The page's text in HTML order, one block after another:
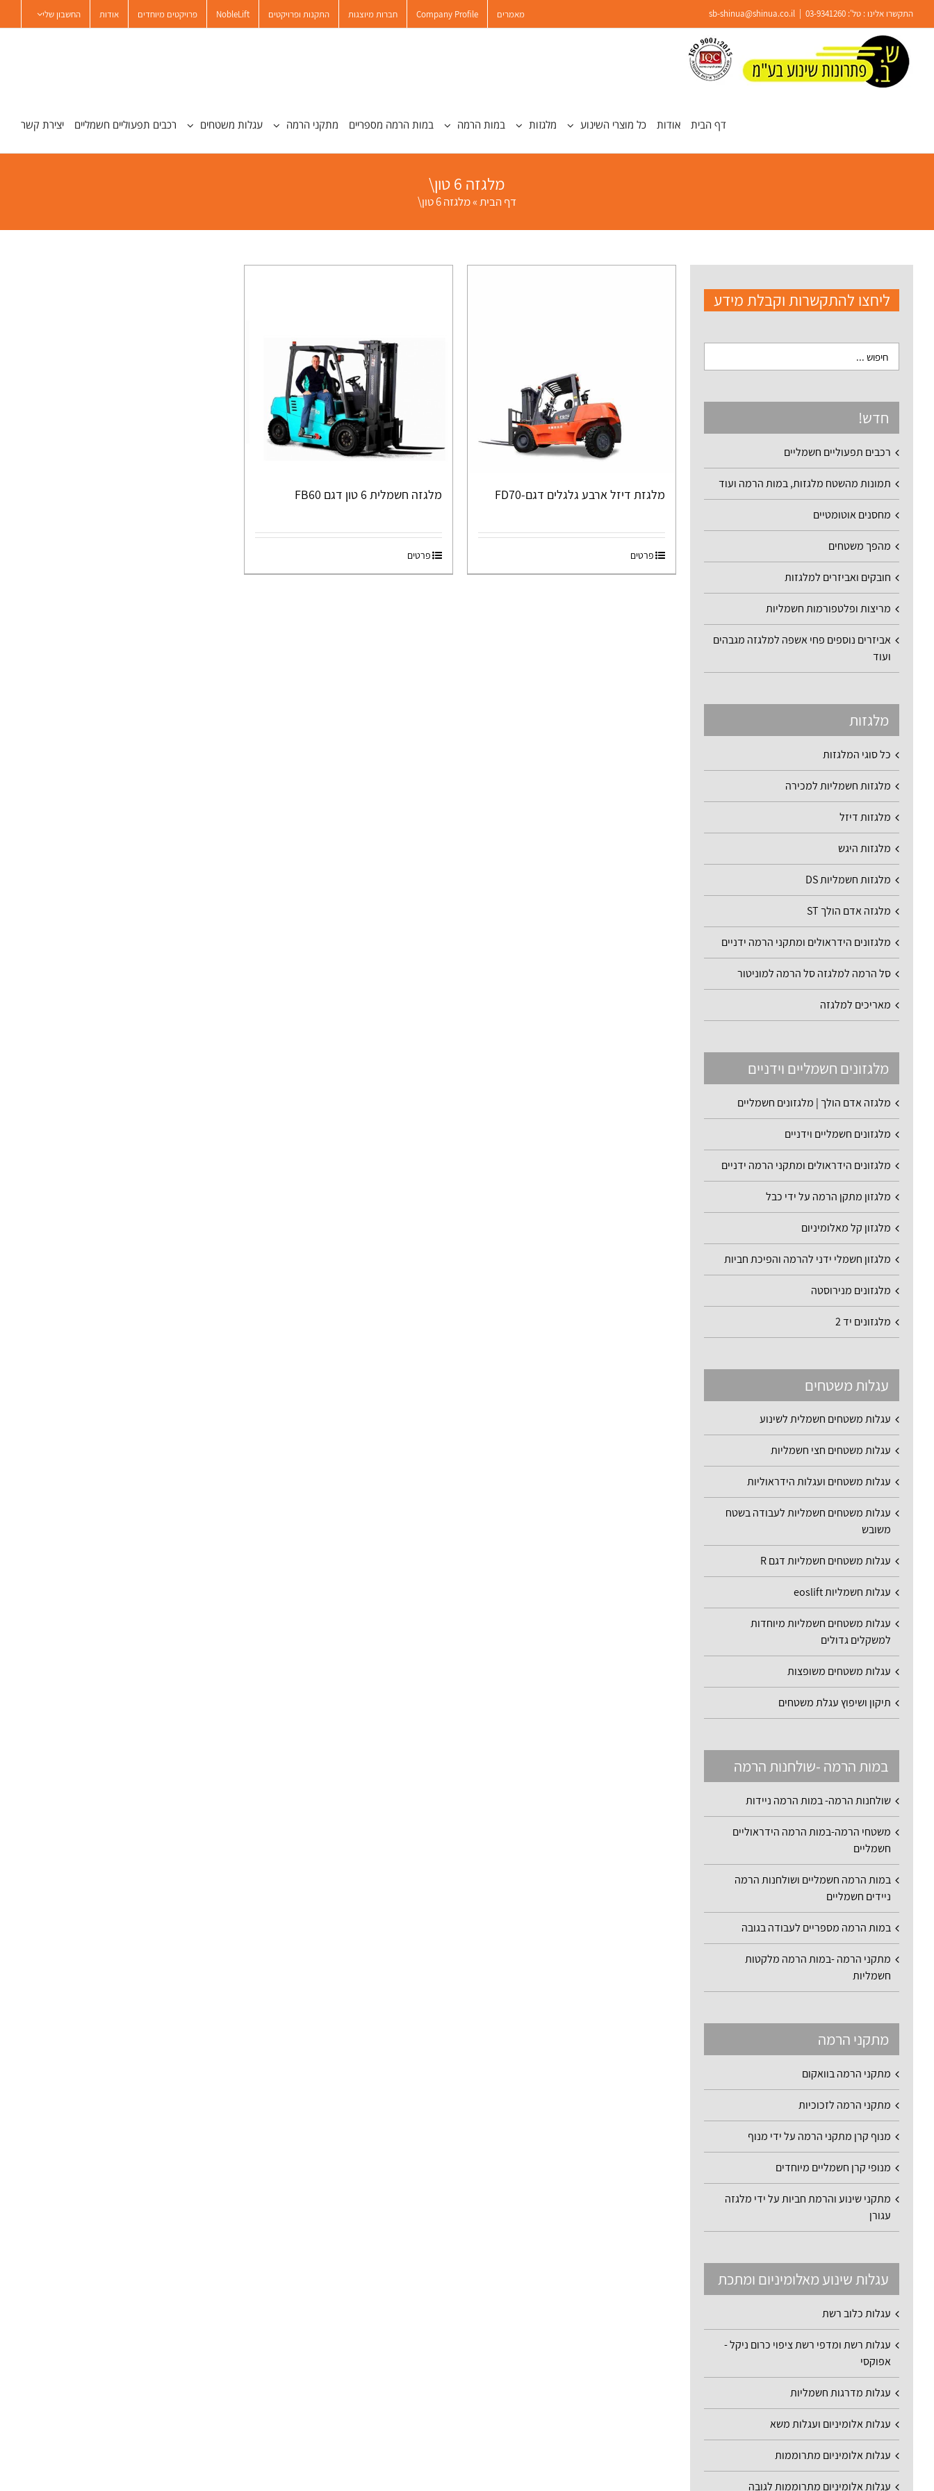
פתח סרגל נגישות
content
התקשרו אלינו : טל': 03-9341260
sb-shinua@shinua.co.il מאמרים Company Profile חברות מיוצגות התקנות ופרויקטים NobleLift פרויקטים מיוחדים אודות החשבון שלי
דף הבית אודות כל מוצרי השינוע מלגזות במות הרמה במות הרמה מספריים מתקני הרמה עגלות משטחים רכבים תפעוליים חשמליים יצירת קשר
מלגזה 6 טון\
דף הבית»מלגזה 6 טון\
מלגזת דיזל ארבע גלגלים דגם-FD70
פרטים
מלגזה חשמלית 6 טון דגם FB60
פרטים
ליחצו להתקשרות וקבלת מידע
חדש!
רכבים תפעוליים חשמליים
תמונות מהשטח מלגזות, במות הרמה ועוד
מחסנים אוטומטיים
מהפך משטחים
חובקים ואביזרים למלגזות
מריצות ופלטפורמות חשמליות
אביזרים נוספים פחי אשפה למלגזה מגבהים
ועוד
מלגזות
כל סוגי המלגזות
מלגזות חשמליות למכירה
מלגזות דיזל
מלגזות היגש
מלגזות חשמליות DS
מלגזה אדם הולך ST
מלגזונים הידראולים ומתקני הרמה ידניים
סל הרמה למלגזה סל הרמה למוניטור
מאריכים למלגזה
מלגזונים חשמליים וידניים
מלגזה אדם הולך | מלגזונים חשמליים
מלגזונים חשמליים וידניים
מלגזונים הידראולים ומתקני הרמה ידניים
מלגזון מתקן הרמה על ידי כבל
מלגזון קל מאלומיניום
מלגזון חשמלי ידני להרמה והפיכת חביות
מלגזונים מנירוסטה
מלגזונים יד 2
עגלות משטחים
עגלות משטחים חשמלית לשינוע
עגלות משטחים חצי חשמליות
עגלות משטחים ועגלות הידראוליות
עגלות משטחים חשמליות לעבודה בשטח
משובש
עגלות משטחים חשמליות דגם R
עגלות חשמליות eoslift
עגלות משטחים חשמליות מיוחדות
למשקלים גדולים
עגלות משטחים משופצות
תיקון ושיפוץ עגלת משטחים
במות הרמה -שולחנות הרמה
שולחנות הרמה- במות הרמה ניידות
משטחי הרמה-במות הרמה הידראוליים
חשמליים
במות הרמה חשמליים ושולחנות הרמה
ניידים חשמליים
במות הרמה מספריים לעבודה בגובה
מתקני הרמה -במות הרמה מלקטות
חשמליות
מתקני הרמה
מתקני הרמה בוואקום
מתקני הרמה לזכוכיות
מנוף קרן מתקני הרמה על ידי מנוף
מנופי קרן חשמליים מיוחדים
מתקני שינוע והרמת חביות על ידי מלגזה
עגורן
עגלות שינוע מאלומיניום ומתכת
עגלות כלוב רשת
עגלות רשת ומדפי רשת ציפוי כרום ניקל -
אפוקסי
עגלות מדרגות חשמליות
עגלות אלומיניום ועגלות משא
עגלות אלומיניום מתרוממות
עגלות אלומיניום מתרוממות לגובה